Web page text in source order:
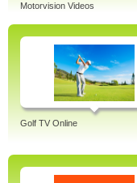
Motorvision Videos
Golf TV Online